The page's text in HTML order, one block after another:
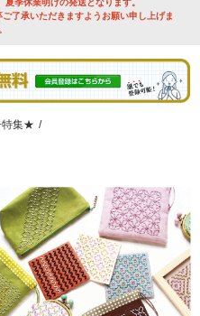
季休業明けの発送となります。
了承いただきますようお願い申し上げま
特集★ /